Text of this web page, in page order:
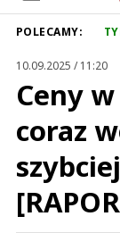
POLECAMY:
10.09.2025 / 11:20
Ceny
coraz